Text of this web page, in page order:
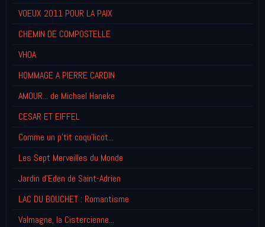
VOEUX 2011 POUR LA PAIX
CHEMIN DE COMPOSTELLE
VHOA
HOMMAGE A PIERRE CARDIN
AMOUR... de Michael Haneke
CESAR ET EIFFEL
Comme un p'tit coqu'licot...
Les Sept Merveilles du Monde
Jardin d'Eden de Saint-Adrien
LAC DU BOUCHET : Romantisme
Valmagne, la Cistercienne...